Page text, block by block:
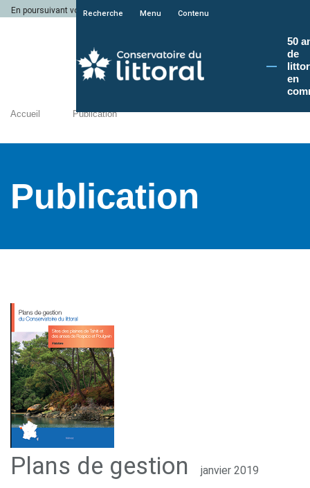
En poursuivant votre navigation sur le site du Conservatoire du littoral, vous
Recherche Menu Contenu
50
de
en
Accueil Publication
Publication
Plans de gestion janvier 2019